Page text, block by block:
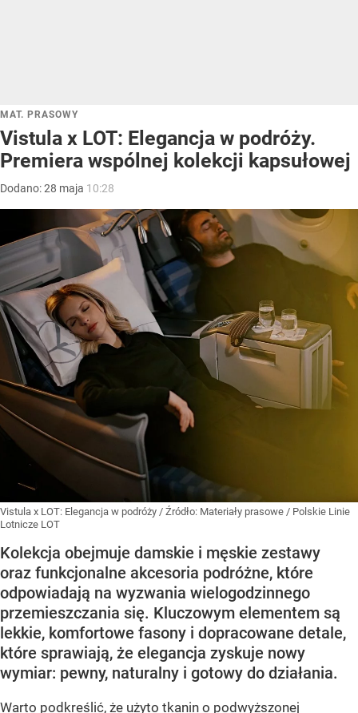
MAT. PRASOWY
Vistula x LOT: Elegancja w podróży.
Premiera wspólnej kolekcji kapsułowej
Dodano:28 maja 10:28
Vistula x LOT: Elegancja w podróży / Źródło: Materiały prasowe / Polskie Linie
Lotnicze LOT
Kolekcja obejmuje damskie i męskie zestawy
oraz funkcjonalne akcesoria podróżne, które
odpowiadają na wyzwania wielogodzinnego
przemieszczania się. Kluczowym elementem są
lekkie, komfortowe fasony i dopracowane detale,
które sprawiają, że elegancja zyskuje nowy
wymiar: pewny, naturalny i gotowy do działania.
Warto podkreślić, że użyto tkanin o podwyższonej